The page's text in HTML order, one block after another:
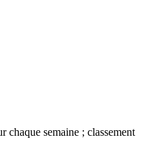
chaque semaine ; classement